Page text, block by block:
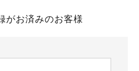
がお済みのお客様